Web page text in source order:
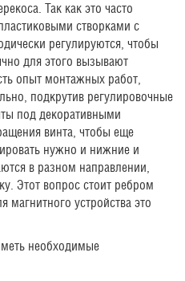
Так как это часто
створками с
регулируются, чтобы
для этого вызывают
опыт монтажных работ,
подкрутив регулировочные
под декоративными
винта, чтобы еще
нужно и нижние и
в разном направлении,
Этот вопрос стоит ребром
магнитного устройства это
необходимые